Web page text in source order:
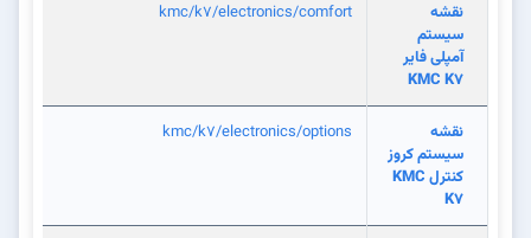
نقشه
سیستم
آمپلی فایر
KMC K7
kmc/k7/electronics/comfort
نقشه
سیستم کروز
کنترل KMC
K7
kmc/k7/electronics/options